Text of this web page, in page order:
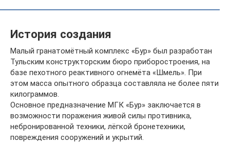
История создания
Малый гранатомётный комплекс «Бур» был разработан
Тульским конструкторским бюро приборостроения, на
базе пехотного реактивного огнемёта «Шмель». При
этом масса опытного образца составляла не более пяти
килограммов.
Основное предназначение МГК «Бур» заключается в
возможности поражения живой силы противника,
небронированной техники, лёгкой бронетехники,
повреждения сооружений и укрытий.